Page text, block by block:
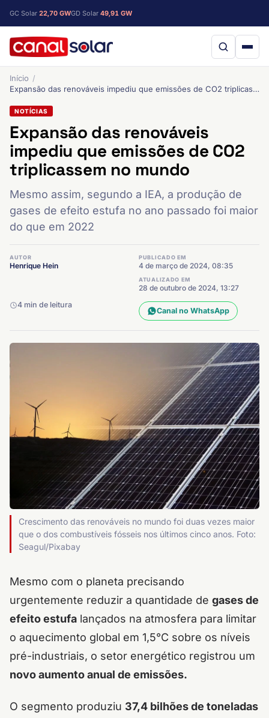
GC Solar 22,70 GWGD Solar 49,91 GW
Início
Expansão das renováveis impediu que emissões de CO2 triplicassem no mundo
NOTÍCIAS
Expansão das renováveis
impediu que emissões de CO2
triplicassem no mundo
Mesmo assim, segundo a IEA, a produção de
gases de efeito estufa no ano passado foi maior
do que em 2022
AUTOR
Henrique Hein
PUBLICADO EM
4 de março de 2024, 08:35
ATUALIZADO EM
28 de outubro de 2024, 13:27
4 min de leitura
Canal no WhatsApp
Crescimento das renováveis no mundo foi duas vezes maior
que o dos combustíveis fósseis nos últimos cinco anos. Foto:
Seagul/Pixabay
Mesmo com o planeta precisando
urgentemente reduzir a quantidade de gases de
efeito estufa lançados na atmosfera para limitar
o aquecimento global em 1,5°C sobre os níveis
pré-industriais, o setor energético registrou um
novo aumento anual de emissões.
O segmento produziu 37,4 bilhões de toneladas